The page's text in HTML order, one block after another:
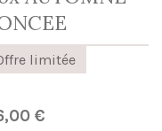
limitée
€